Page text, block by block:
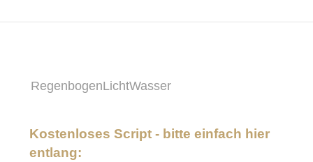
RegenbogenLichtWasser
Kostenloses Script - bitte einfach hier
entlang: